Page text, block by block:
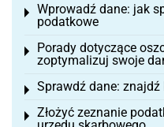
Wprowadź dane: jak
podatkowe
Toggle menu
Porady dotyczące
zoptymalizuj swoje
Toggle menu
Sprawdź dane: znajdź
Toggle menu
Złożyć zeznanie
Toggle menu